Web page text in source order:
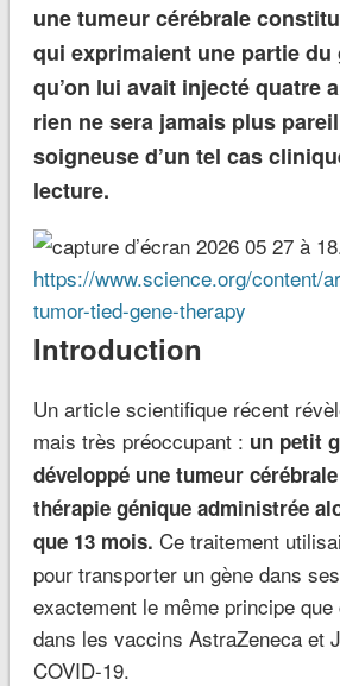
une tumeur cérébrale
qui exprimaient une partie du
qu’on lui avait injecté quatre
rien ne sera jamais plus
soigneuse d’un tel cas
lecture.
https://www.science.org/content/
tumor-tied-gene-therapy
Introduction
Un article scientifique récent
mais très préoccupant : un petit
développé une tumeur
thérapie génique administrée
que 13 mois. Ce traitement
pour transporter un gène dans
exactement le même principe
dans les vaccins AstraZeneca et
COVID-19.